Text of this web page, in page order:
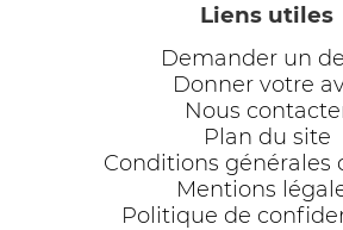
Liens utiles
Demander un
Donner votre
Nous
Plan du site
Conditions générales
Mentions
Politique de